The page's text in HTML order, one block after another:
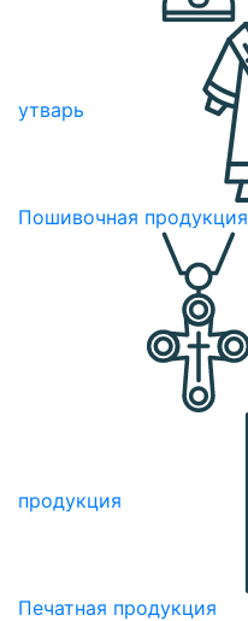
утварь
Пошивочная продукция
продукция
Печатная продукция